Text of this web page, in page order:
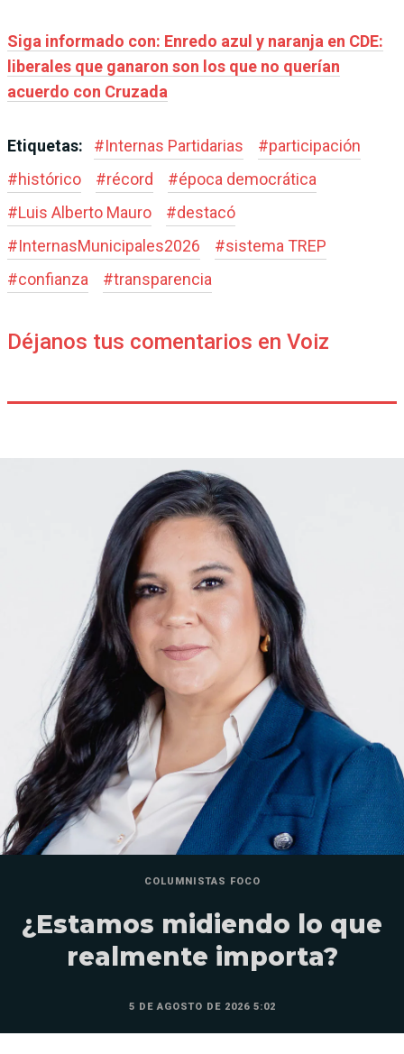
Siga informado con: Enredo azul y naranja en CDE:
liberales que ganaron son los que no querían
acuerdo con Cruzada
Etiquetas: #Internas Partidarias #participación
#histórico #récord #época democrática
#Luis Alberto Mauro #destacó
#InternasMunicipales2026 #sistema TREP
#confianza #transparencia
Déjanos tus comentarios en Voiz
COLUMNISTAS FOCO
¿Estamos midiendo lo que
realmente importa?
5 DE AGOSTO DE 2026 5:02